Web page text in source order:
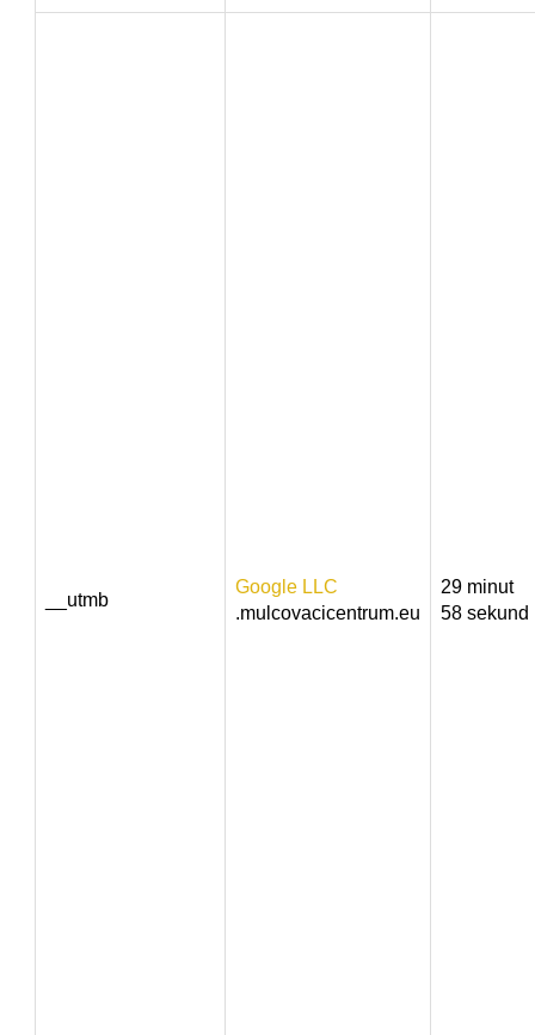
__utmb
Google LLC
.mulcovacicentrum.eu
29 minut
58 sekund